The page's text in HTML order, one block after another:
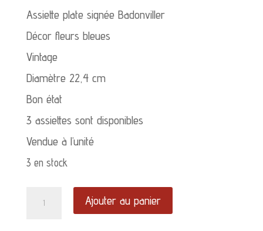
Assiette plate signée Badonviller
Décor fleurs bleues
Vintage
Diamètre 22,4 cm
Bon état
3 assiettes sont disponibles
Vendue à l’unité
3 en stock
quantité
Ajouter au panier